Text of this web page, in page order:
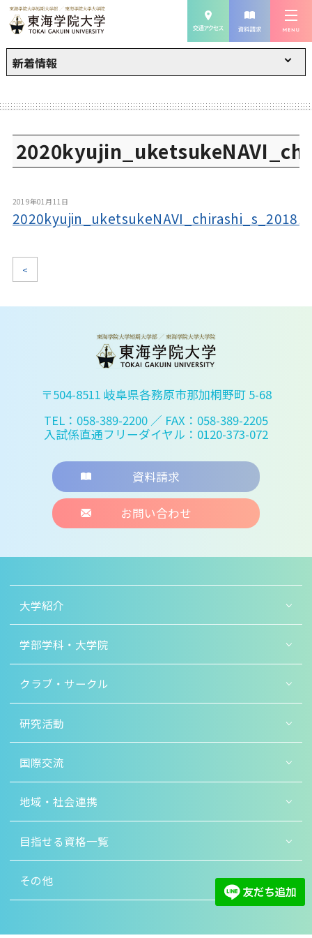
新着情報
2019年01月11日
<
〒504-8511 岐阜県各務原市那加桐野町 5-68
TEL：058-389-2200 ／ FAX：058-389-2205
入試係直通フリーダイヤル：0120-373-072
資料請求
お問い合わせ
大学紹介
学部学科・大学院
クラブ・サークル
研究活動
国際交流
地域・社会連携
目指せる資格一覧
その他